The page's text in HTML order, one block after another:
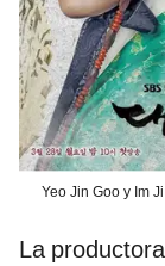
Yeo Jin Goo y Im
La